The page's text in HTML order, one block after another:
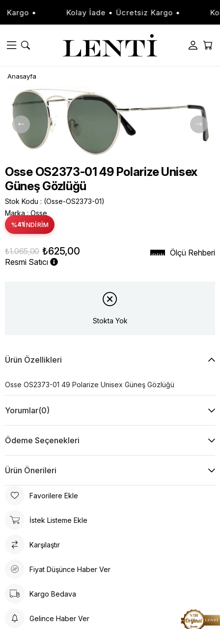
• Kolay İade • Ücretsiz Kargo •
Anasayfa
Osse OS2373-01 49 Polarize Unisex
Güneş Gözlüğü
Stok Kodu
(Osse-OS2373-01)
Marka : Osse
%41İNDIRIM
₺1.065,00 ₺625,00
Resmi Satıcı
Ölçü Rehberi
Stokta Yok
Ürün Özellikleri
Osse OS2373-01 49 Polarize Unisex Güneş Gözlüğü
Yorumlar(0)
Ödeme Seçenekleri
Ürün Önerileri
Favorilere Ekle
İstek Listeme Ekle
Karşılaştır
Fiyat Düşünce Haber Ver
Kargo Bedava
Gelince Haber Ver